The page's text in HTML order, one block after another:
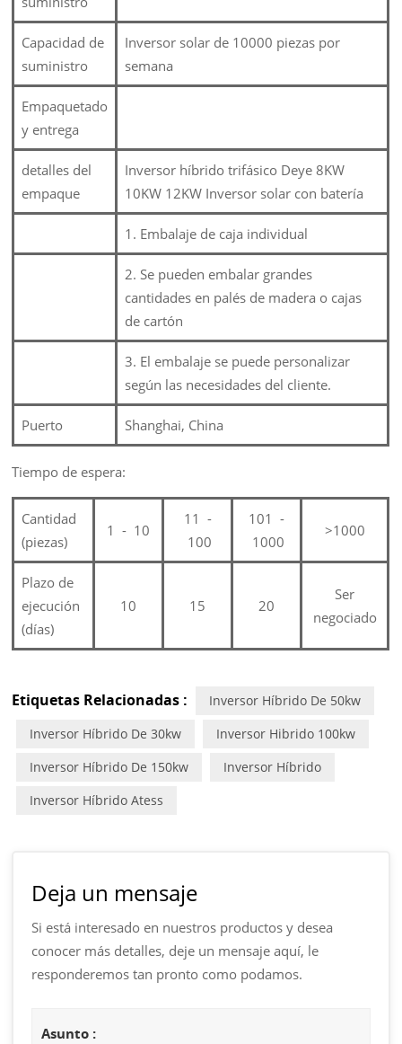
Capacidad de
suministro
Inversor solar de 10000 piezas por
semana
Empaquetado
y entrega
detalles del
empaque
Inversor híbrido trifásico Deye 8KW
10KW 12KW Inversor solar con batería
1. Embalaje de caja individual
2. Se pueden embalar grandes
cantidades en palés de madera o cajas
de cartón
3. El embalaje se puede personalizar
según las necesidades del cliente.
Puerto Shanghai, China
Tiempo de espera:
Cantidad
(piezas)
1 - 10
11 -
100
101 -
1000
>1000
Plazo de
ejecución
(días)
10 15 20
Ser
negociado
Etiquetas Relacionadas :
Inversor Híbrido De 50kw
Inversor Híbrido De 30kw
Inversor Hibrido 100kw
Inversor Híbrido De 150kw
Inversor Híbrido
Inversor Híbrido Atess
Deja un mensaje
Si está interesado en nuestros productos y desea
conocer más detalles, deje un mensaje aquí, le
responderemos tan pronto como podamos.
Asunto :